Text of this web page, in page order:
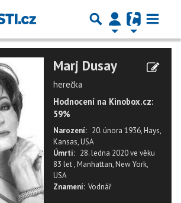
Marj Dusay
herečka
Hodnocení na Kinobox.cz:
59%
Narození: 20. února 1936, Hays,
Kansas, USA
Úmrtí: 28. ledna 2020ve věku
83 let, Manhattan, New York,
USA
Znamení: Vodnář